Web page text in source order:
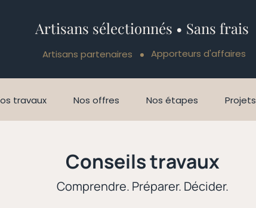
travaux Nos offres Nos étapes Projets
Artisans sélectionnés • Sans frais
Artisans partenaires Apporteurs d'affaires
Conseils travaux
Comprendre. Préparer. Décider.